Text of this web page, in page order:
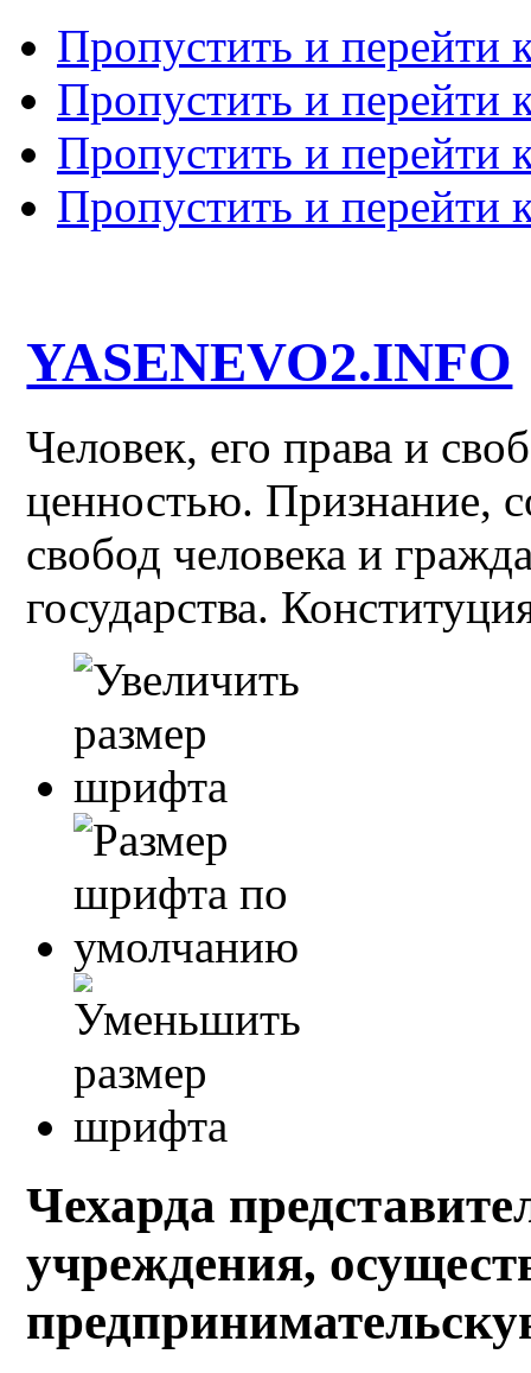
Пропустить и перейти
Пропустить и перейти
Пропустить и перейти
Пропустить и перейти
YASENEVO2.INFO
Человек, его права и
ценностью. Признание,
свобод человека и
государства.
Чехарда
учреждения,